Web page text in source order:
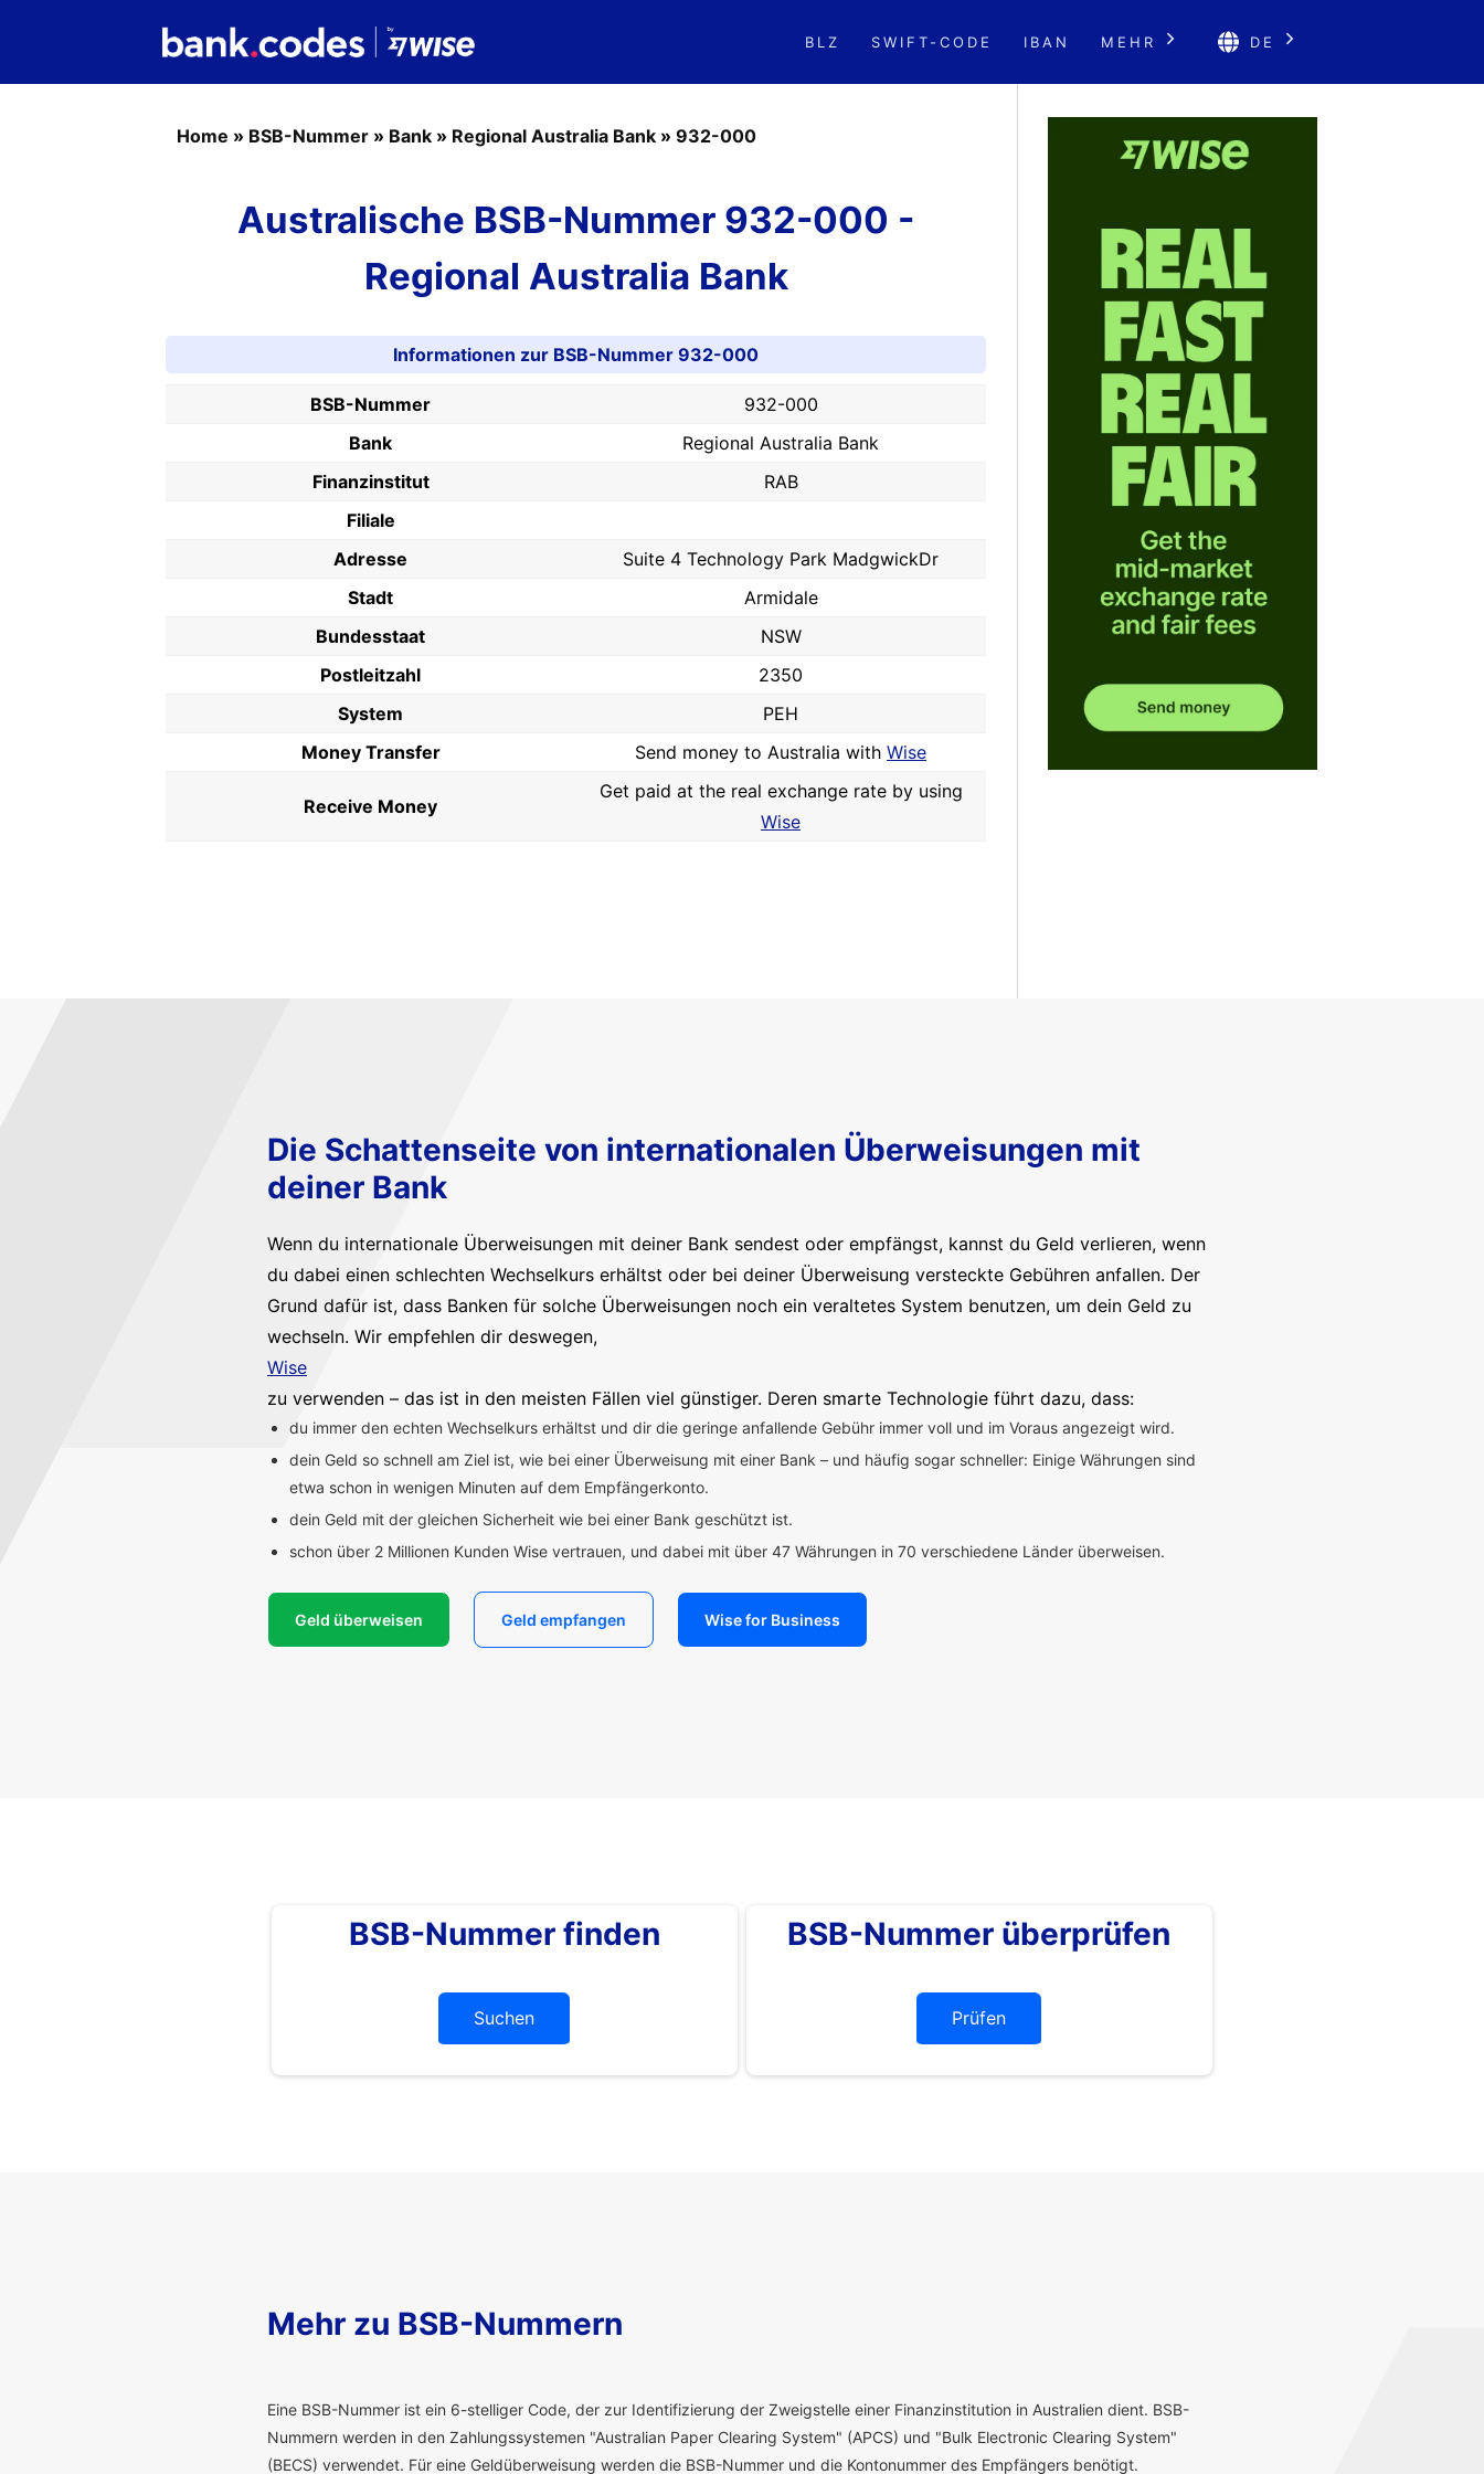
BLZ SWIFT-CODE IBAN MEHR DE
Home » BSB-Nummer » Bank » Regional Australia Bank » 932-000
Australische BSB-Nummer 932-000 -
Regional Australia Bank
Informationen zur BSB-Nummer 932-000
BSB-Nummer
932-000
Bank
Regional Australia Bank
Finanzinstitut
RAB
Filiale
Adresse
Suite 4 Technology Park MadgwickDr
Stadt
Armidale
Bundesstaat
NSW
Postleitzahl
2350
System
PEH
Money Transfer
Send money to Australia with Wise
Receive Money
Get paid at the real exchange rate by using
Wise
Die Schattenseite von internationalen Überweisungen mit
deiner Bank
Wenn du internationale Überweisungen mit deiner Bank sendest oder empfängst, kannst du Geld verlieren, wenn
du dabei einen schlechten Wechselkurs erhältst oder bei deiner Überweisung versteckte Gebühren anfallen. Der
Grund dafür ist, dass Banken für solche Überweisungen noch ein veraltetes System benutzen, um dein Geld zu
wechseln. Wir empfehlen dir deswegen,
Wise
zu verwenden – das ist in den meisten Fällen viel günstiger. Deren smarte Technologie führt dazu, dass:
du immer den echten Wechselkurs erhältst und dir die geringe anfallende Gebühr immer voll und im Voraus angezeigt wird.
dein Geld so schnell am Ziel ist, wie bei einer Überweisung mit einer Bank – und häufig sogar schneller: Einige Währungen sind
etwa schon in wenigen Minuten auf dem Empfängerkonto.
dein Geld mit der gleichen Sicherheit wie bei einer Bank geschützt ist.
schon über 2 Millionen Kunden Wise vertrauen, und dabei mit über 47 Währungen in 70 verschiedene Länder überweisen.
Geld überweisen Geld empfangen Wise for Business
BSB-Nummer finden
Suchen
BSB-Nummer überprüfen
Prüfen
Mehr zu BSB-Nummern
Eine BSB-Nummer ist ein 6-stelliger Code, der zur Identifizierung der Zweigstelle einer Finanzinstitution in Australien dient. BSB-
Nummern werden in den Zahlungssystemen "Australian Paper Clearing System" (APCS) und "Bulk Electronic Clearing System"
(BECS) verwendet. Für eine Geldüberweisung werden die BSB-Nummer und die Kontonummer des Empfängers benötigt.